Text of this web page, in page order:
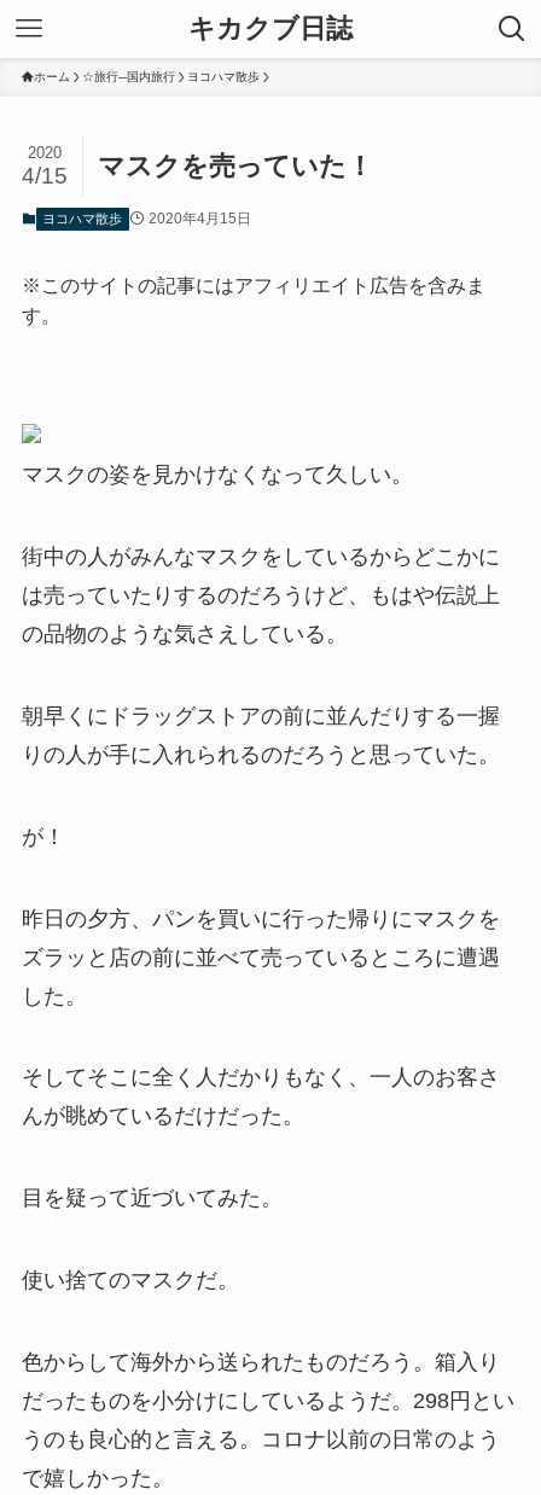
キカクブ日誌
ホーム ☆旅行─国内旅行 ヨコハマ散歩
マスクを売っていた！
2020
4/15
ヨコハマ散歩 2020年4月15日
※このサイトの記事にはアフィリエイト広告を含みま
す。
マスクの姿を見かけなくなって久しい。
街中の人がみんなマスクをしているからどこかに
は売っていたりするのだろうけど、もはや伝説上
の品物のような気さえしている。
朝早くにドラッグストアの前に並んだりする一握
りの人が手に入れられるのだろうと思っていた。
が！
昨日の夕方、パンを買いに行った帰りにマスクを
ズラッと店の前に並べて売っているところに遭遇
した。
そしてそこに全く人だかりもなく、一人のお客さ
んが眺めているだけだった。
目を疑って近づいてみた。
使い捨てのマスクだ。
色からして海外から送られたものだろう。箱入り
だったものを小分けにしているようだ。298円とい
うのも良心的と言える。コロナ以前の日常のよう
で嬉しかった。